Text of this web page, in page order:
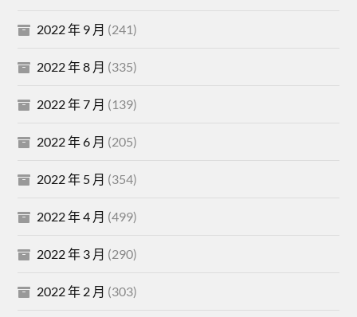
2022 年 9 月 (241)
2022 年 8 月 (335)
2022 年 7 月 (139)
2022 年 6 月 (205)
2022 年 5 月 (354)
2022 年 4 月 (499)
2022 年 3 月 (290)
2022 年 2 月 (303)